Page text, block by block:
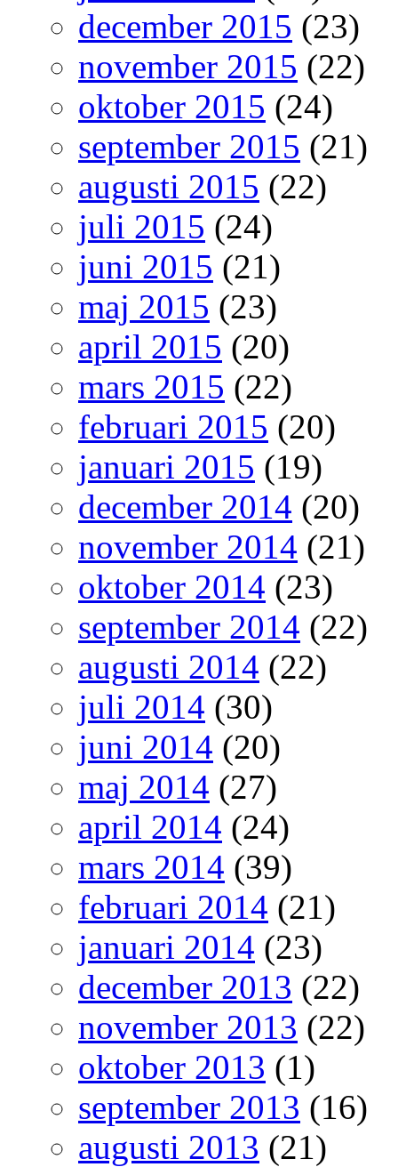
december 2015 (23)
november 2015 (22)
oktober 2015 (24)
september 2015 (21)
augusti 2015 (22)
juli 2015 (24)
juni 2015 (21)
maj 2015 (23)
april 2015 (20)
mars 2015 (22)
februari 2015 (20)
januari 2015 (19)
december 2014 (20)
november 2014 (21)
oktober 2014 (23)
september 2014 (22)
augusti 2014 (22)
juli 2014 (30)
juni 2014 (20)
maj 2014 (27)
april 2014 (24)
mars 2014 (39)
februari 2014 (21)
januari 2014 (23)
december 2013 (22)
november 2013 (22)
oktober 2013 (1)
september 2013 (16)
augusti 2013 (21)